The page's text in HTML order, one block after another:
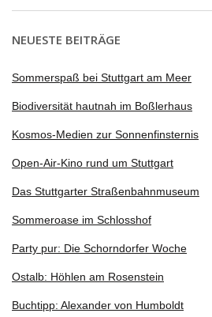
NEUESTE BEITRÄGE
Sommerspaß bei Stuttgart am Meer
Biodiversität hautnah im Boßlerhaus
Kosmos-Medien zur Sonnenfinsternis
Open-Air-Kino rund um Stuttgart
Das Stuttgarter Straßenbahnmuseum
Sommeroase im Schlosshof
Party pur: Die Schorndorfer Woche
Ostalb: Höhlen am Rosenstein
Buchtipp: Alexander von Humboldt